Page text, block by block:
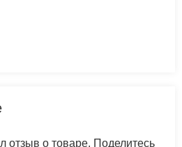
отзыв о товаре. Поделитесь